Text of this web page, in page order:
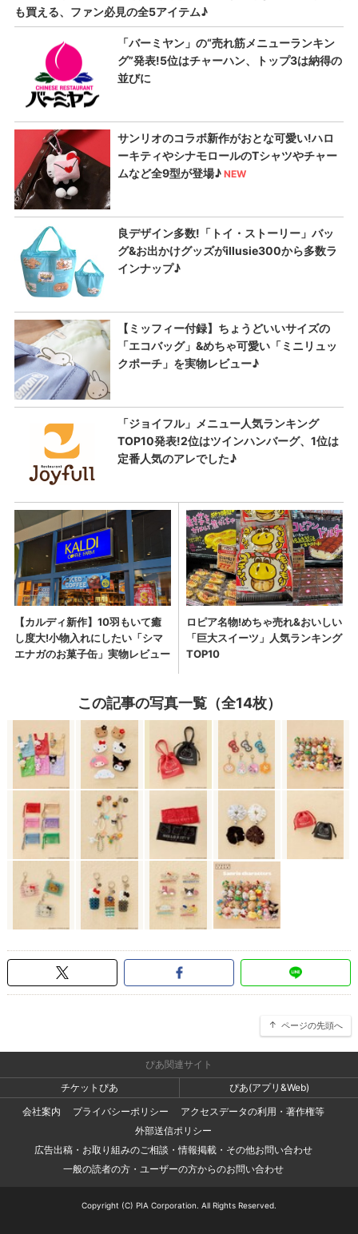
この記事の写真一覧（全14枚）
ページの先頭へ
ぴあ関連サイト
チケットぴあ
ぴあ(アプリ&Web)
会社案内
プライバシーポリシー
アクセスデータの利用・著作権等
外部送信ポリシー
広告出稿・お取り組みのご相談・情報掲載・その他お問い合わせ
一般の読者の方・ユーザーの方からのお問い合わせ
Copyright (C) PIA Corporation. All Rights Reserved.